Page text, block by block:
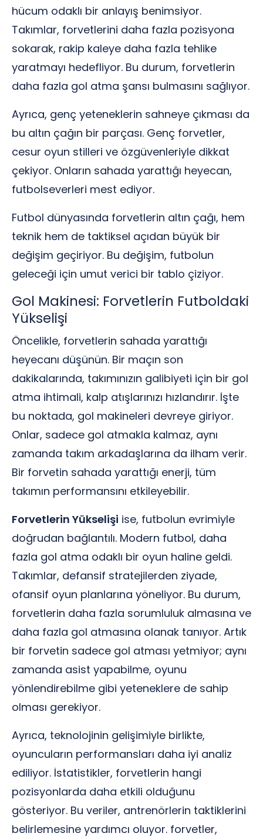
hücum odaklı bir anlayış benimsiyor.
Takımlar, forvetlerini daha fazla pozisyona
sokarak, rakip kaleye daha fazla tehlike
yaratmayı hedefliyor. Bu durum, forvetlerin
daha fazla gol atma şansı bulmasını sağlıyor.
Ayrıca, genç yeteneklerin sahneye çıkması da
bu altın çağın bir parçası. Genç forvetler,
cesur oyun stilleri ve özgüvenleriyle dikkat
çekiyor. Onların sahada yarattığı heyecan,
futbolseverleri mest ediyor.
Futbol dünyasında forvetlerin altın çağı, hem
teknik hem de taktiksel açıdan büyük bir
değişim geçiriyor. Bu değişim, futbolun
geleceği için umut verici bir tablo çiziyor.
Gol Makinesi: Forvetlerin Futboldaki
Yükselişi
Öncelikle, forvetlerin sahada yarattığı
heyecanı düşünün. Bir maçın son
dakikalarında, takımınızın galibiyeti için bir gol
atma ihtimali, kalp atışlarınızı hızlandırır. İşte
bu noktada, gol makineleri devreye giriyor.
Onlar, sadece gol atmakla kalmaz, aynı
zamanda takım arkadaşlarına da ilham verir.
Bir forvetin sahada yarattığı enerji, tüm
takımın performansını etkileyebilir.
Forvetlerin Yükselişi ise, futbolun evrimiyle
doğrudan bağlantılı. Modern futbol, daha
fazla gol atma odaklı bir oyun haline geldi.
Takımlar, defansif stratejilerden ziyade,
ofansif oyun planlarına yöneliyor. Bu durum,
forvetlerin daha fazla sorumluluk almasına ve
daha fazla gol atmasına olanak tanıyor. Artık
bir forvetin sadece gol atması yetmiyor; aynı
zamanda asist yapabilme, oyunu
yönlendirebilme gibi yeteneklere de sahip
olması gerekiyor.
Ayrıca, teknolojinin gelişimiyle birlikte,
oyuncuların performansları daha iyi analiz
ediliyor. İstatistikler, forvetlerin hangi
pozisyonlarda daha etkili olduğunu
gösteriyor. Bu veriler, antrenörlerin taktiklerini
belirlemesine yardımcı oluyor. forvetler,